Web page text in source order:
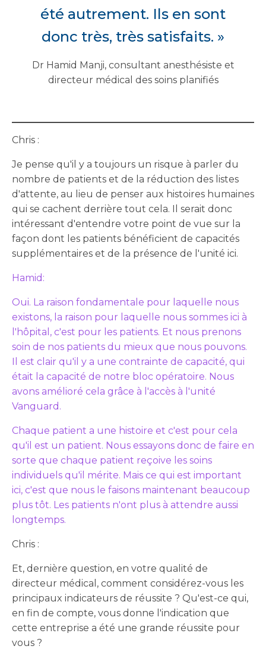
été autrement. Ils en sont
donc très, très satisfaits. »
Dr Hamid Manji, consultant anesthésiste et
directeur médical des soins planifiés
Chris :
Je pense qu'il y a toujours un risque à parler du
nombre de patients et de la réduction des listes
d'attente, au lieu de penser aux histoires humaines
qui se cachent derrière tout cela. Il serait donc
intéressant d'entendre votre point de vue sur la
façon dont les patients bénéficient de capacités
supplémentaires et de la présence de l'unité ici.
Hamid:
Oui. La raison fondamentale pour laquelle nous
existons, la raison pour laquelle nous sommes ici à
l'hôpital, c'est pour les patients. Et nous prenons
soin de nos patients du mieux que nous pouvons.
Il est clair qu'il y a une contrainte de capacité, qui
était la capacité de notre bloc opératoire. Nous
avons amélioré cela grâce à l'accès à l'unité
Vanguard.
Chaque patient a une histoire et c'est pour cela
qu'il est un patient. Nous essayons donc de faire en
sorte que chaque patient reçoive les soins
individuels qu'il mérite. Mais ce qui est important
ici, c'est que nous le faisons maintenant beaucoup
plus tôt. Les patients n'ont plus à attendre aussi
longtemps.
Chris :
Et, dernière question, en votre qualité de
directeur médical, comment considérez-vous les
principaux indicateurs de réussite ? Qu'est-ce qui,
en fin de compte, vous donne l'indication que
cette entreprise a été une grande réussite pour
vous ?